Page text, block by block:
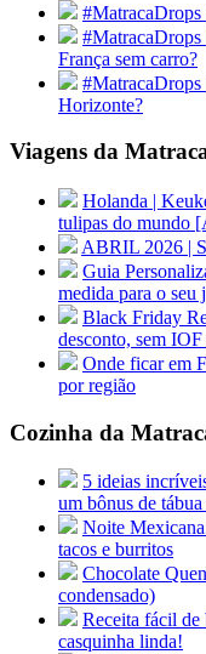
França sem carro?
Horizonte?
Viagens da
Holanda |
tulipas do mundo
ABRIL 2026 |
Guia
medida para o seu
Black Friday
desconto, sem
Onde ficar em
por região
Cozinha da
5 ideias
um bônus de
Noite
tacos e burritos
Chocolate
condensado)
Receita fácil
casquinha linda!